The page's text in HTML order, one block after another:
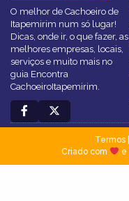
O melhor de Cachoeiro de
Itapemirim num só lugar!
Dicas, onde ir, o que fazer, as
melhores empresas, locais,
serviços e muito mais no
guia Encontra
CachoeiroItapemirim.
Termos|
Criado com
e